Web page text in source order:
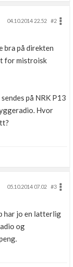
04.10.2014 22.52
#2
bra på direkten
for mistroisk
på NRK P13
Hvor
05.10.2014 07.02
#3
har jo en latterlig
og